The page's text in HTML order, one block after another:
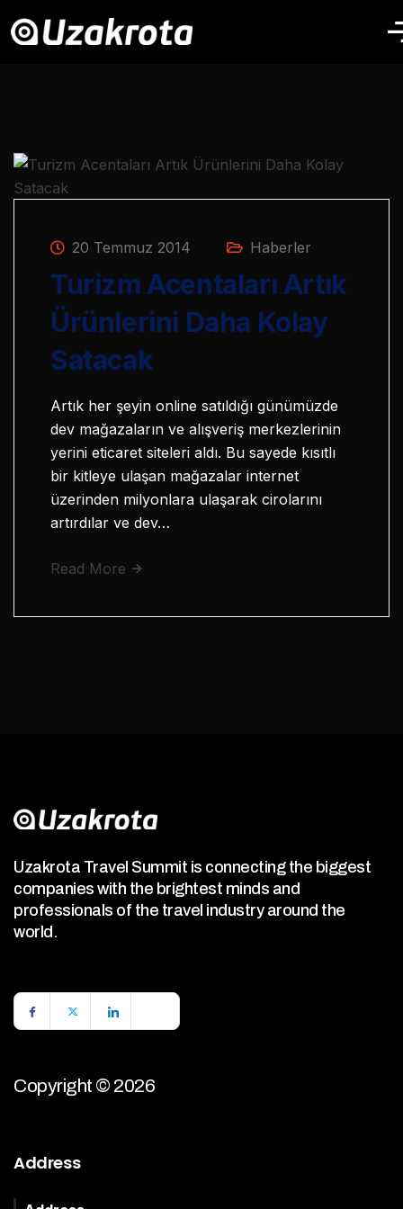
20 Temmuz 2014 Haberler
Turizm Acentaları Artık
Ürünlerini Daha Kolay
Satacak
Artık her şeyin online satıldığı günümüzde
dev mağazaların ve alışveriş merkezlerinin
yerini eticaret siteleri aldı. Bu sayede kısıtlı
bir kitleye ulaşan mağazalar internet
üzerinden milyonlara ulaşarak cirolarını
artırdılar ve dev…
Read More
Uzakrota Travel Summit is connecting the biggest
companies with the brightest minds and
professionals of the travel industry around the
world.
Copyright © 2026
Address